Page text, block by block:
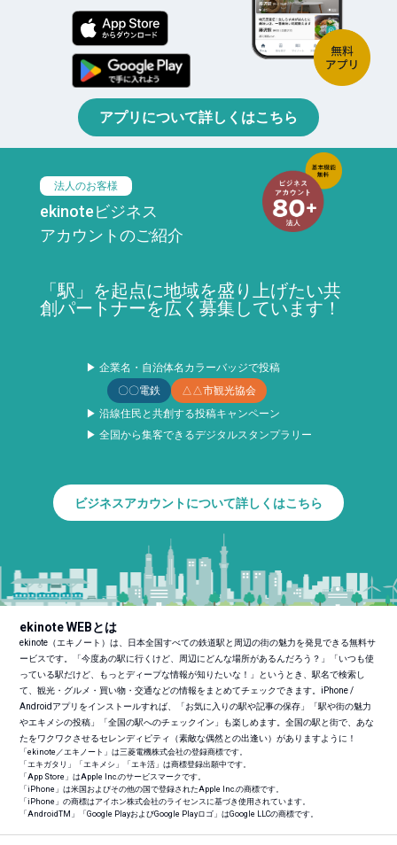
アプリについて詳しくはこちら
法人のお客様
ekinoteビジネス
アカウントのご紹介
「駅」を起点に地域を盛り上げたい共
創パートナーを広く募集しています！
▶ 企業名・自治体名カラーバッジで投稿
〇〇電鉄
△△市観光協会
▶ 沿線住民と共創する投稿キャンペーン
▶ 全国から集客できるデジタルスタンプラリー
ビジネスアカウントについて詳しくはこちら
ekinote WEBとは
ekinote（エキノート）は、日本全国すべての鉄道駅と周辺の街の魅力を発見できる無料サ
ービスです。「今度あの駅に行くけど、周辺にどんな場所があるんだろう？」「いつも使
っている駅だけど、もっとディープな情報が知りたいな！」というとき、駅名で検索し
て、観光・グルメ・買い物・交通などの情報をまとめてチェックできます。iPhone /
Androidアプリをインストールすれば、「お気に入りの駅や記事の保存」「駅や街の魅力
やエキメシの投稿」「全国の駅へのチェックイン」も楽しめます。全国の駅と街で、あな
たをワクワクさせるセレンディピティ（素敵な偶然との出逢い）がありますように！
「ekinote／エキノート」は三菱電機株式会社の登録商標です。
「エキガタリ」「エキメシ」「エキ活」は商標登録出願中です。
「App Store」はApple Inc.のサービスマークです。
「iPhone」は米国およびその他の国で登録されたApple Inc.の商標です。
「iPhone」の商標はアイホン株式会社のライセンスに基づき使用されています。
「AndroidTM 」「Google PlayおよびGoogle Playロゴ」はGoogle LLCの商標です。